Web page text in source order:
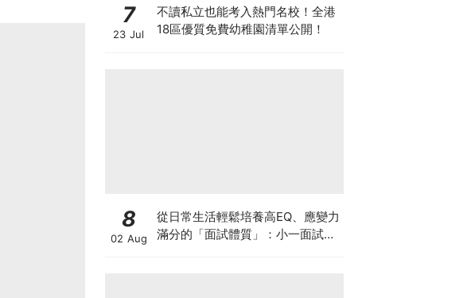
7
23 Jul
不讀私立也能考入熱門名校！全港
18區優質免費幼稚園清單公開！
8
02 Aug
從日常生活輕鬆培養高EQ、應變力
滿分的「面試體質」：小一面試最